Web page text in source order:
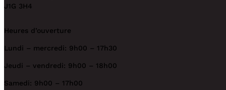
J1G 3H4
Heures d’ouverture
Lundi – mercredi: 9h00 – 17h30
Jeudi – vendredi: 9h00 – 18h00
Samedi: 9h00 – 17h00